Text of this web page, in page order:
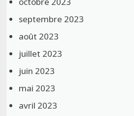
septembre 2023
août 2023
juillet 2023
juin 2023
mai 2023
avril 2023